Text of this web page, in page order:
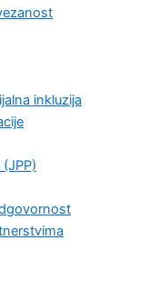
inkluzija